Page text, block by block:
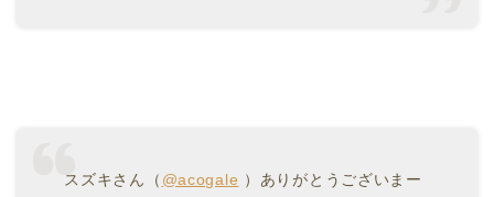
スズキさん（ @acogale ）ありがとうございまー